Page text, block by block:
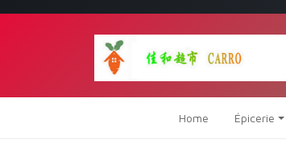
Home Épicerie